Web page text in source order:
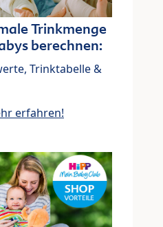
Trinkmenge
berechnen:
Trinktabelle &
erfahren!